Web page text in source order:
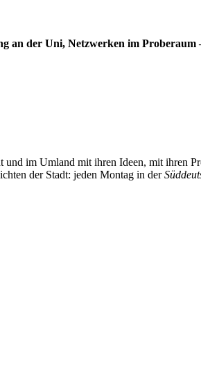
an der Uni, Netzwerken im Proberaum
im Umland mit ihren Ideen, mit ihren
der Stadt: jeden Montag in der